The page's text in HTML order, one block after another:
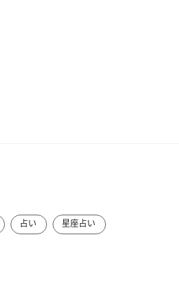
占い
星座占い